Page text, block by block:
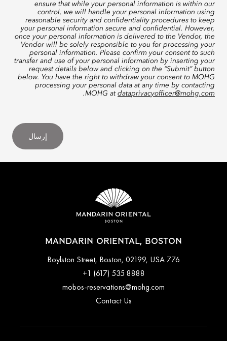
ensure that while your personal information is within our
control, we will handle your personal information using
reasonable security and confidentiality procedures to keep
your personal information secure and confidential. However,
once your personal information is delivered to the Vendor, the
Vendor will be solely responsible to you for processing your
personal information. Please confirm your consent to such
transfer and use of your personal information by inserting your
request details below and clicking on the “Submit” button
below. You have the right to withdraw your consent to MOHG
processing your personal data at any time by contacting
MOHG at dataprivacyofficer@mohg.com
.
إرسال
MANDARIN ORIENTAL, BOSTON
776 Boylston Street, Boston, 02199, USA
+1 (617) 535 8888
mobos-reservations@mohg.com
Contact Us